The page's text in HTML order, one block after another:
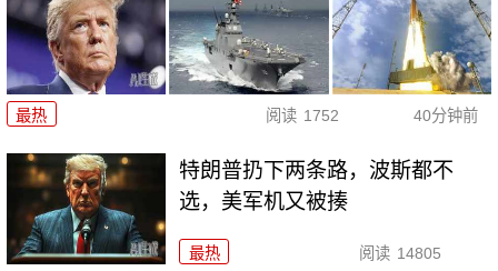
最热 阅读 1752 40分钟前
特朗普扔下两条路，波斯都不
选，美军机又被揍
最热 阅读 14805